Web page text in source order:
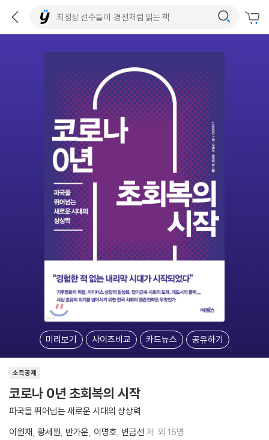
미리보기 사이즈비교 카드뉴스 공유하기
소득공제
코로나 0년 초회복의 시작
파국을 뛰어넘는 새로운 시대의 상상력
이원재 황세원 반가운 이명호 변금선 저 외 15명